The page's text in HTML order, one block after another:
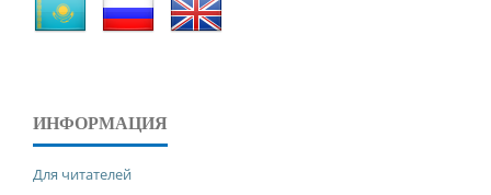
ИНФОРМАЦИЯ
Для читателей